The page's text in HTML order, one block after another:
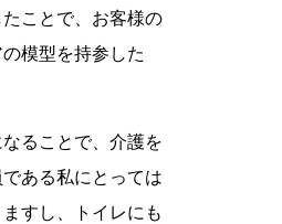
ことで、お客様の
模型を持参した
ることで、介護を
ある私にとっては
すし、トイレにも